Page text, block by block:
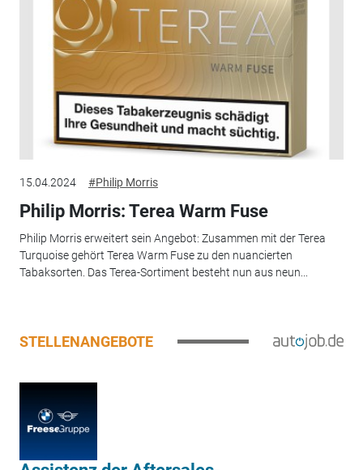
15.04.2024 #Philip Morris
Philip Morris: Terea Warm Fuse
Philip Morris erweitert sein Angebot: Zusammen mit der Terea
Turquoise gehört Terea Warm Fuse zu den nuancierten
Tabaksorten. Das Terea-Sortiment besteht nun aus neun...
STELLENANGEBOTE